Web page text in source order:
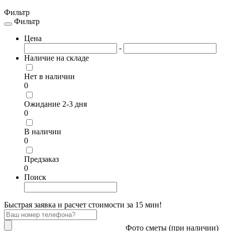
Фильтр
Toggle
navigation
Фильтр
Цена
-
Наличие на складе
Нет в наличии
0
Ожидание 2-3 дня
0
В наличии
0
Предзаказ
0
Поиск
Быстрая заявка и расчет стоимости за 15 мин!
Фото сметы (при наличии)